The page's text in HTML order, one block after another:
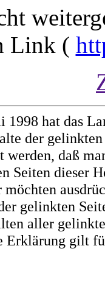
Link (
hat das
der
daß
Seiten dieser
gelinkten
aller
gilt